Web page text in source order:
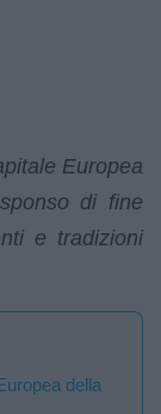
Europea
di fine
e tradizioni
della